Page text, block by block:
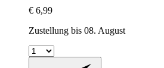
€ 6,99
Zustellung bis 08. August